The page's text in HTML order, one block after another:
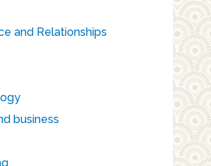
and Relationships
business